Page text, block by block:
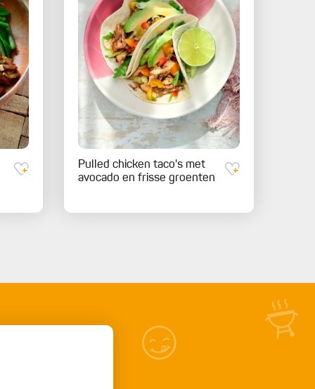
Pulled chicken taco's met
avocado en frisse groenten